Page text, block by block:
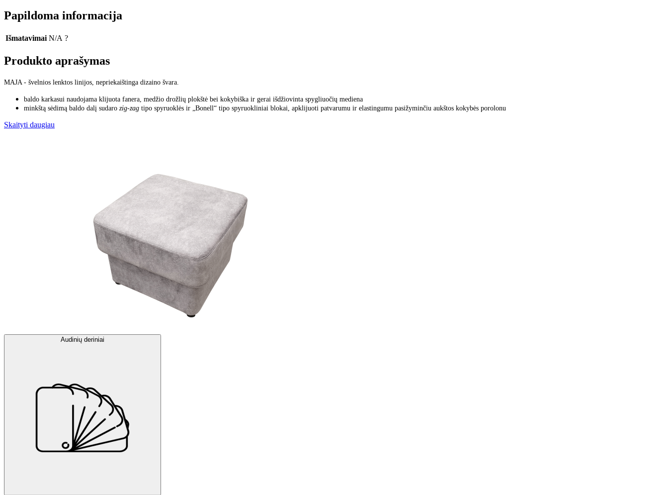
Papildoma informacija
Išmatavimai N/A ?
Produkto aprašymas
MAJA - švelnios lenktos linijos, nepriekaištinga dizaino švara.
baldo karkasui naudojama klijuota fanera, medžio drožlių plokštė bei kokybiška ir gerai išdžiovinta spygliuočių mediena
minkštą sėdimą baldo dalį sudaro zig-zag tipo spyruoklės ir „Bonell“ tipo spyruokliniai blokai, apklijuoti patvarumu ir elastingumu pasižyminčiu aukštos kokybės porolonu
Skaityti daugiau
Audinių deriniai